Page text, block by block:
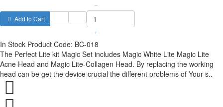
Add to Cart
–
+
In Stock Product Code: BC-018
The Perfect Lite kit Magic Set includes Magic White Lite Magic Lite
Acne Head and Magic Lite-Collagen Head. By replacing the working
head can be get the device crucial the different problems of Your s..